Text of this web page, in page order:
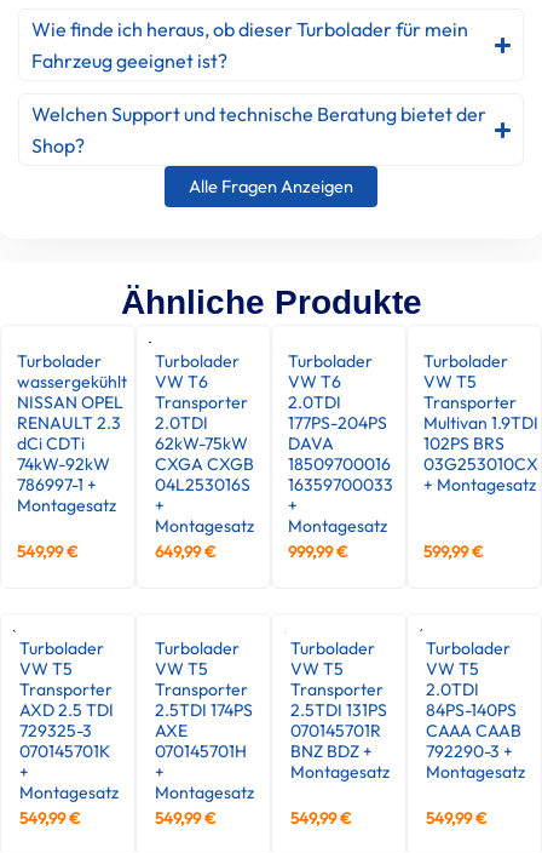
Wie finde ich heraus, ob dieser Turbolader für mein
Fahrzeug geeignet ist?
Welchen Support und technische Beratung bietet der
Shop?
Alle Fragen Anzeigen
Ähnliche Produkte
Turbolader
wassergekühlt
NISSAN OPEL
RENAULT 2.3
dCi CDTi
74kW-92kW
786997-1 +
Montagesatz
549,99€
Turbolader
VW T6
Transporter
2.0TDI
62kW-75kW
CXGA CXGB
04L253016S
+
Montagesatz
649,99€
Turbolader
VW T6
2.0TDI
177PS-204PS
DAVA
18509700016
16359700033
+
Montagesatz
999,99€
Turbolader
VW T5
Transporter
Multivan 1.9TDI
102PS BRS
03G253010CX
+ Montagesatz
599,99€
Turbolader
VW T5
Transporter
AXD 2.5 TDI
729325-3
070145701K
+
Montagesatz
549,99€
Turbolader
VW T5
Transporter
2.5TDI 174PS
AXE
070145701H
+
Montagesatz
549,99€
Turbolader
VW T5
Transporter
2.5TDI 131PS
070145701R
BNZ BDZ +
Montagesatz
549,99€
Turbolader
VW T5
2.0TDI
84PS-140PS
CAAA CAAB
792290-3 +
Montagesatz
549,99€